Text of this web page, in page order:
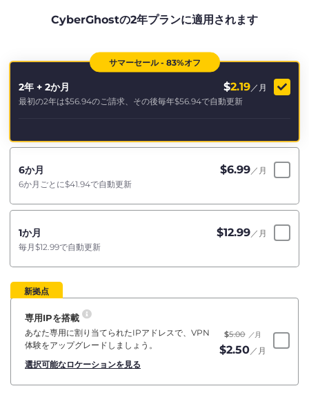
CyberGhostの2年プランに適用されます
サマーセール - 83%オフ
2年 + 2か月 $2.19 ／月
最初の2年は$56.94のご請求、その後毎年$56.94で自動更新
6か月 $6.99 ／月
6か月ごとに$41.94で自動更新
1か月 $12.99 ／月
毎月$12.99で自動更新
新拠点
専用IPを搭載
あなた専用に割り当てられたIPアドレスで、VPN
体験をアップグレードしましょう。
選択可能なロケーションを見る
$5.00 ／月
$2.50 ／月